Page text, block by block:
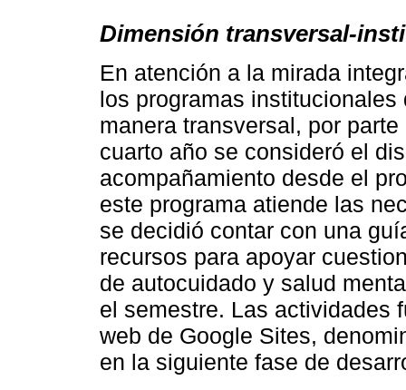
Dimensión transversal-
En atención a la mirada
los programas
manera transversal, por
cuarto año se consideró el
acompañamiento desde el
este programa atiende las
se decidió contar con una
recursos para apoyar
de autocuidado y salud
el semestre. Las actividades
web de Google Sites,
en la siguiente fase de